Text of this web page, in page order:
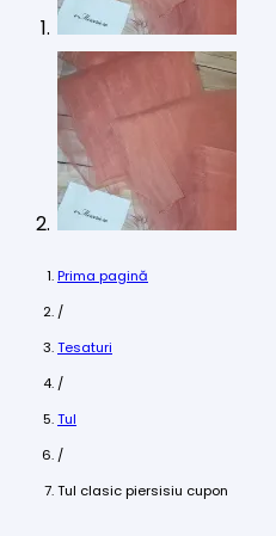
Prima pagină
/
Tesaturi
/
Tul
/
Tul clasic piersisiu cupon